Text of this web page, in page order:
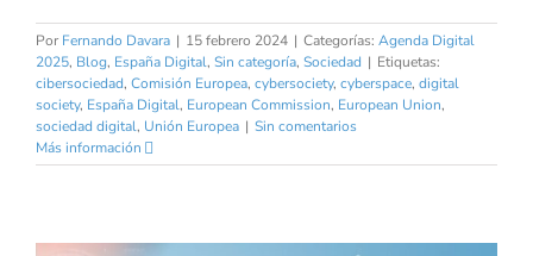
Por Fernando Davara | 15 febrero 2024 | Categorías: Agenda Digital
2025, Blog, España Digital, Sin categoría, Sociedad | Etiquetas:
cibersociedad, Comisión Europea, cybersociety, cyberspace, digital
society, España Digital, European Commission, European Union,
sociedad digital, Unión Europea | Sin comentarios
Más información